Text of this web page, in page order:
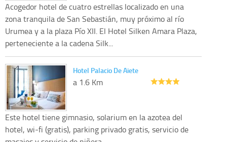
Acogedor hotel de cuatro estrellas localizado en una
zona tranquila de San Sebastián, muy próximo al río
Urumea y a la plaza Pío XII. El Hotel Silken Amara Plaza,
perteneciente a la cadena Silk...
Hotel Palacio De Aiete
a 1.6 Km
Este hotel tiene gimnasio, solarium en la azotea del
hotel, wi-fi (gratis), parking privado gratis, servicio de